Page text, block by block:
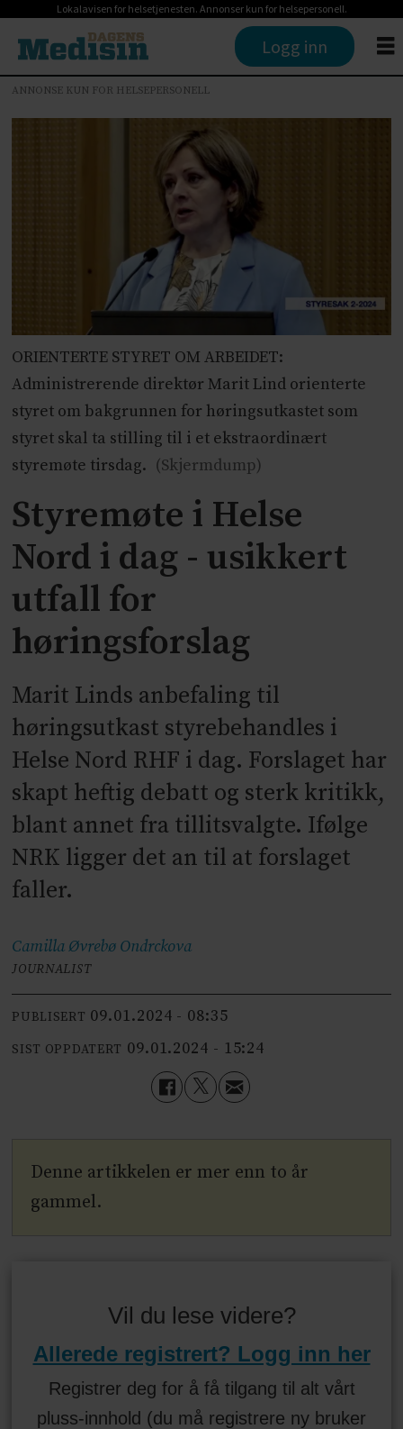
Lokalavisen for helsetjenesten. Annonser kun for helsepersonell.
Logg inn
ANNONSE KUN FOR HELSEPERSONELL
ORIENTERTE STYRET OM ARBEIDET:
Administrerende direktør Marit Lind orienterte
styret om bakgrunnen for høringsutkastet som
styret skal ta stilling til i et ekstraordinært
styremøte tirsdag. (Skjermdump)
Styremøte i Helse
Nord i dag - usikkert
utfall for
høringsforslag
Marit Linds anbefaling til
høringsutkast styrebehandles i
Helse Nord RHF i dag. Forslaget har
skapt heftig debatt og sterk kritikk,
blant annet fra tillitsvalgte. Ifølge
NRK ligger det an til at forslaget
faller.
Camilla Øvrebø Ondrckova
JOURNALIST
PUBLISERT 09.01.2024 - 08:35
SIST OPPDATERT 09.01.2024 - 15:24
Denne artikkelen er mer enn to år
gammel.
Vil du lese videre?
Allerede registrert? Logg inn her
Registrer deg for å få tilgang til alt vårt
pluss-innhold (du må registrere ny bruker